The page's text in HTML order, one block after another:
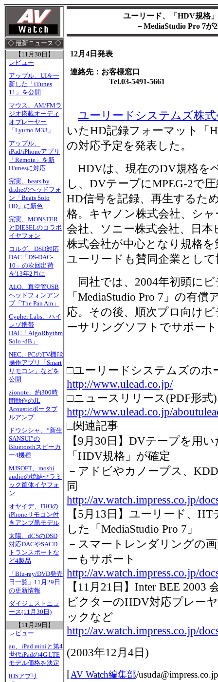
◇ 最新ニュース ◇
【11月30日】
レビュー
アップル、UIを一
新した「iTunes
11」を公開
マウス、AM/FMラ
ジオ搭載オーディ
オプレーヤー
「Lyumo M33」
アップル、
iPad/iPhoneアプリ
「Remote」を新
iTunesに対応
完実、beats by
dr.dreのヘッドフォ
ン「Beats Solo
HD」に新色
完実、MONSTER
とDIESELのコラボ
イヤフォン
コルグ、DSD対応
DAC「DS-DAC-
10」の次回出荷
を'13年2月に
ALO、真空管USB
ヘッドフォンアン
プ「The Pan Am」
Cypher Labs、ハイ
レゾ携帯
DAC「AlgoRhythm
Solo -dB」
NEC、PCのTV機能
操作アプリ「Smart
リモコン」などを
公開
zionote、約300時
間動作のJL
Acousticポータブ
ルアンプ
ドウシシャ、“新生
SANSUI”の
Bluetoothスピーカ
ー4機種
MJSOFT、moshi
audioの焼結セラミ
ック筐体イヤフォ
ン
オヤイデ、FiiOの
iPhoneリモコン付
きアンプ黒モデル
太陽、dCSのDSD
対応DACやSACD
トランスポートな
ど4製品
「Blu-ray/DVD発売
日一覧」11月29日
の更新情報
ダイジェストニュ
ース(11月30日)
【11月29日】
レビュー
au、iPad miniと第4
世代iPadの4G LTE
モデル価格を決定
iOSアプリ
ユーリード、「HDV規格
－MediaStudio Pro 7が
12月4日発表
連絡先：お客様窓口
Tel.03-5491-5661
ユーリードシステムズ株
いたHD記録フォーマット「
の対応予定を発表した。
HDVは、現在のDV規格を
し、DVテープにMPEG-2で
HD信号を記録、再生するた
格。キヤノン株式会社、シャ
会社、ソニー株式会社、日本
株式会社が中心となり規格を
ユーリードも賛同企業とし
同社では、2004年初頭に
「MediaStudio Pro 7」の有
応。その後、順次プロ向け
ーサリングソフトでサポー
□ユーリードシステムズのホ
http://www.ulead.co.jp/
□ニュースリリース(PDF形式)
http://www.ulead.co.jp/
□関連記事
【9月30日】DVテープを用
「HDV規格」が確定
－アドビやカノープス、
同
http://av.watch.impress.co.jp/
【5月13日】ユーリード、
した「MediaStudio Pro 7」
－スマートレンダリングの
ーもサポート
http://av.watch.impress.co.jp/
【11月21日】Inter BEE 2003
ビクターのHDV対応プレー
ックなど
http://av.watch.impress.co.jp/
(2003年12月4日 )
[AV Watch編集部/usuda@impress.co.jp